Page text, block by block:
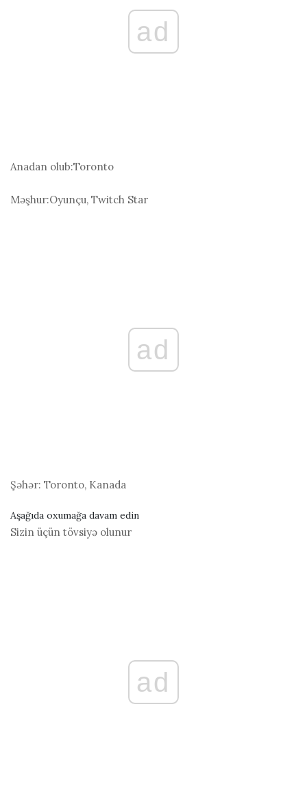
ad
Anadan olub:Toronto
Məşhur:Oyunçu, Twitch Star
ad
Şəhər: Toronto, Kanada
Aşağıda oxumağa davam edin
Sizin üçün tövsiyə olunur
ad